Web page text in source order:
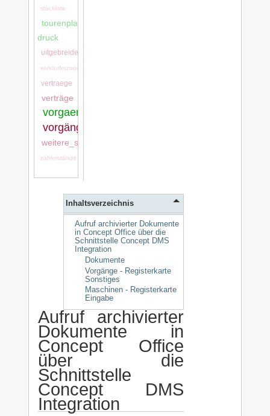
stückliste
tourenplanung:tourenplanung_bei_ls-
druck
uitgebreide_stamgegevens
verkäuferzuordnung
vertraege
verträge
vorgaenge:vorgaenge
vorgänge
weitere_stammdaten
zählerstände
Inhaltsverzeichnis
Aufruf archivierter Dokumente
in Concept Office über die
Schnittstelle Concept DMS
Integration
Dokumente
Vorgänge - Registerkarte
Sonstiges
Maschinen - Registerkarte
Eingabe
Aufruf archivierter
Dokumente in
Concept Office
über die
Schnittstelle
Concept DMS
Integration